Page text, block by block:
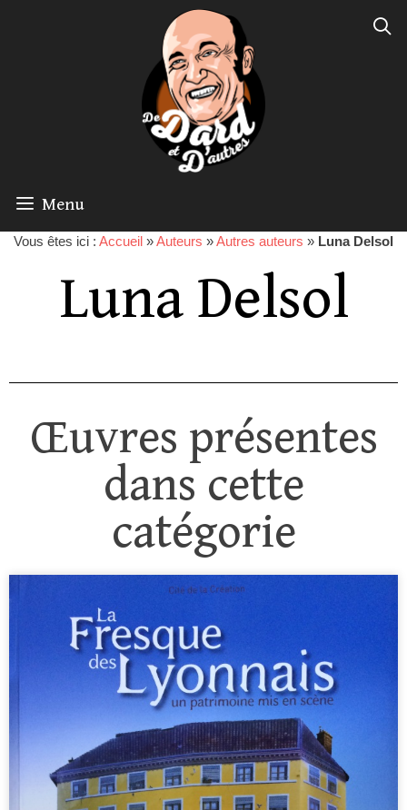
Menu
Vous êtes ici : Accueil »Auteurs »Autres auteurs » Luna Delsol
Luna Delsol
Œuvres présentes
dans cette
catégorie